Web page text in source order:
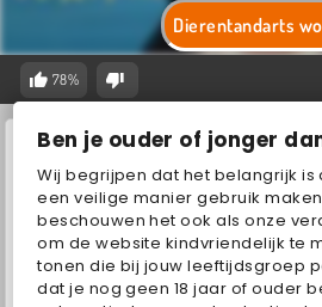
Ben je ouder of jonger
Wij begrijpen dat het belangrijk
een veilige manier gebruik
beschouwen het ook als onze
om de website kindvriendelijk te
tonen die bij jouw leeftijdsgroep
dat je nog geen 18 jaar of ouder
Dierentandarts
78%
Farm Merge Valley